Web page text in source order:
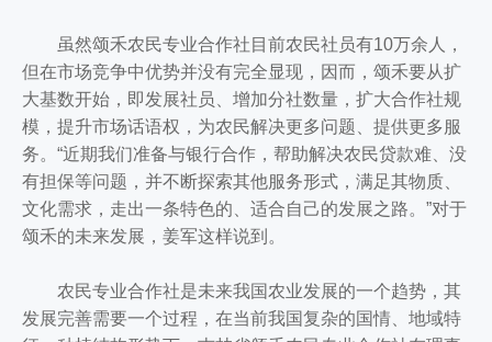
虽然颂禾农民专业合作社目前农民社员有10万余人，
但在市场竞争中优势并没有完全显现，因而，颂禾要从扩
大基数开始，即发展社员、增加分社数量，扩大合作社规
模，提升市场话语权，为农民解决更多问题、提供更多服
务。“近期我们准备与银行合作，帮助解决农民贷款难、没
有担保等问题，并不断探索其他服务形式，满足其物质、
文化需求，走出一条特色的、适合自己的发展之路。”对于
颂禾的未来发展，姜军这样说到。
农民专业合作社是未来我国农业发展的一个趋势，其
发展完善需要一个过程，在当前我国复杂的国情、地域特